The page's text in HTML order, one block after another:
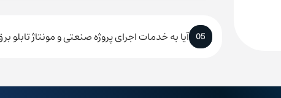
05 آیا به خدمات اجرای پروژه صنعتی و مونتاژ تابلو